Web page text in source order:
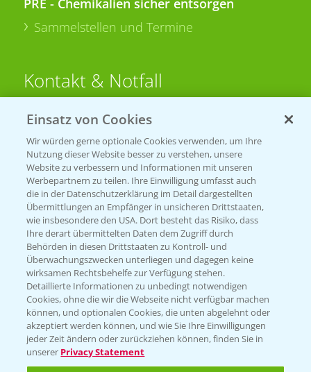
Sammelstellen und Termine
Kontakt & Notfall
Beratung auf WhatsApp
T.+49 (0)174 346 564 1
KONTAKT
Hilfe in Notfällen
T.+49 (0)214/30-20220
Folgen Sie uns
Einsatz von Cookies
Wir würden gerne optionale Cookies verwenden, um Ihre
Nutzung dieser Website besser zu verstehen, unsere
Website zu verbessern und Informationen mit unseren
Werbepartnern zu teilen. Ihre Einwilligung umfasst auch
die in der Datenschutzerklärung im Detail dargestellten
Übermittlungen an Empfänger in unsicheren Drittstaaten,
wie insbesondere den USA. Dort besteht das Risiko, dass
Ihre derart übermittelten Daten dem Zugriff durch
Behörden in diesen Drittstaaten zu Kontroll- und
Überwachungszwecken unterliegen und dagegen keine
wirksamen Rechtsbehelfe zur Verfügung stehen.
Detaillierte Informationen zu unbedingt notwendigen
Cookies, ohne die wir die Webseite nicht verfügbar machen
können, und optionalen Cookies, die unten abgelehnt oder
akzeptiert werden können, und wie Sie Ihre Einwilligungen
jeder Zeit ändern oder zurückziehen können, finden Sie in
unserer Privacy Statement